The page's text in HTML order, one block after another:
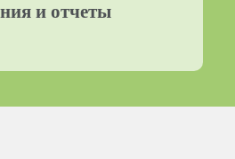
и отчеты